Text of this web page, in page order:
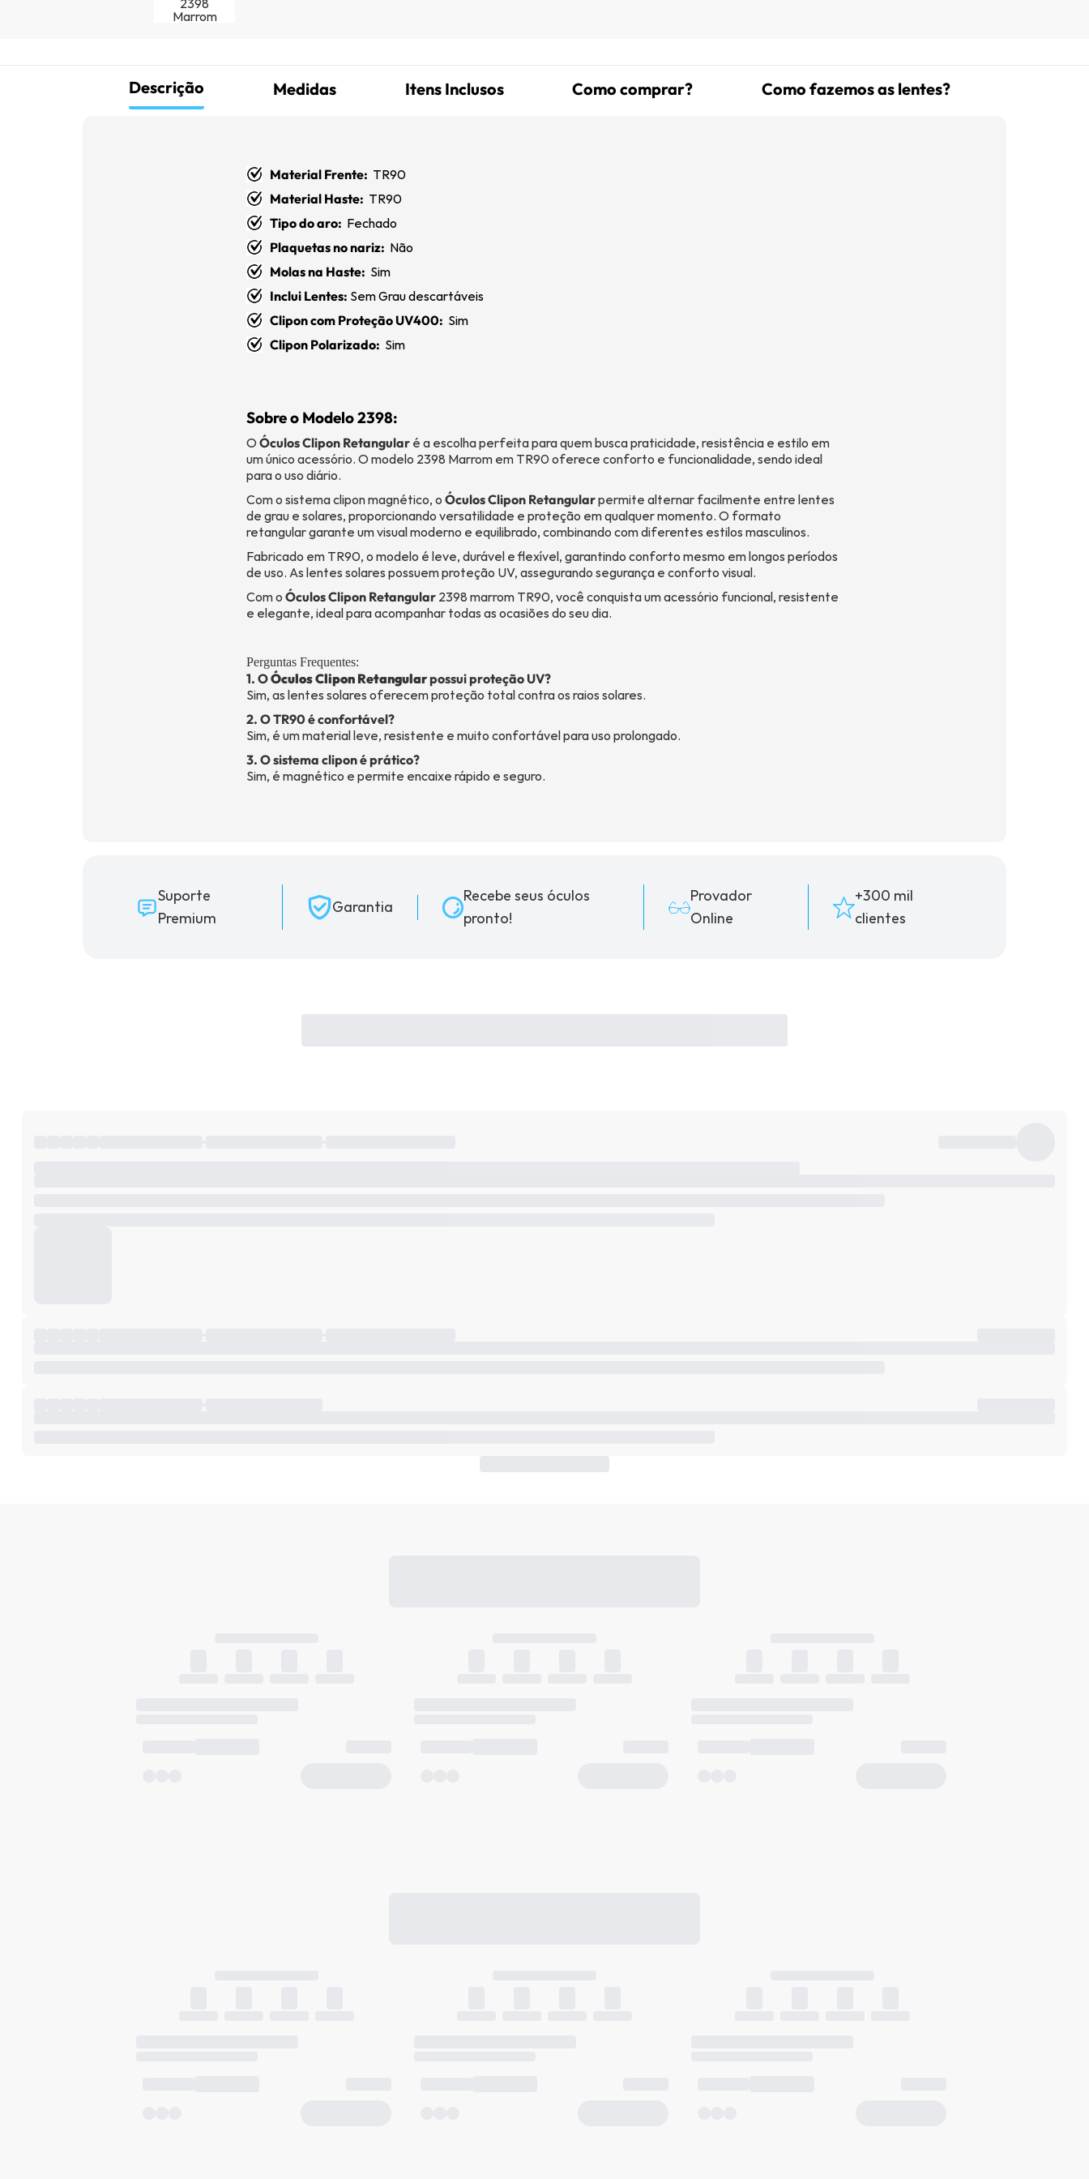
Descrição Medidas Itens Inclusos Como comprar? Como fazemos as lentes?
Material Frente: TR90
Material Haste: TR90
Tipo do aro: Fechado
Plaquetas no nariz: Não
Molas na Haste: Sim
Inclui Lentes: Sem Grau descartáveis
Clipon com Proteção UV400: Sim
Clipon Polarizado: Sim
Sobre o Modelo 2398:
O Óculos Clipon Retangular é a escolha perfeita para quem busca praticidade, resistência e estilo em
um único acessório. O modelo 2398 Marrom em TR90 oferece conforto e funcionalidade, sendo ideal
para o uso diário.
Com o sistema clipon magnético, o Óculos Clipon Retangularpermite alternar facilmente entre lentes
de grau e solares, proporcionando versatilidade e proteção em qualquer momento. O formato
retangular garante um visual moderno e equilibrado, combinando com diferentes estilos masculinos.
Fabricado em TR90, o modelo é leve, durável e flexível, garantindo conforto mesmo em longos períodos
de uso. As lentes solares possuem proteção UV, assegurando segurança e conforto visual.
Com o Óculos Clipon Retangular 2398 marrom TR90, você conquista um acessório funcional, resistente
e elegante, ideal para acompanhar todas as ocasiões do seu dia.
Perguntas Frequentes:
1. OÓculos Clipon Retangularpossui proteção UV?
Sim, as lentes solares oferecem proteção total contra os raios solares.
2. O TR90 é confortável?
Sim, é um material leve, resistente e muito confortável para uso prolongado.
3. O sistema clipon é prático?
Sim, é magnético e permite encaixe rápido e seguro.
Suporte
Premium
Garantia
Recebe seus óculos
pronto!
Provador
Online
+300 mil
clientes